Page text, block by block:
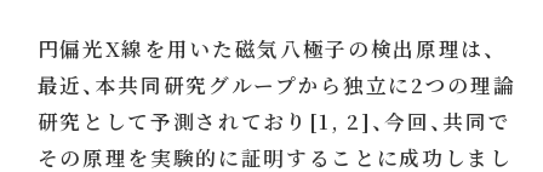
円偏光X線を用いた磁気八極子の検出原理は、
最近、本共同研究グループから独立に2つの理論
研究として予測されており[1, 2]、今回、共同で
その原理を実験的に証明することに成功しまし